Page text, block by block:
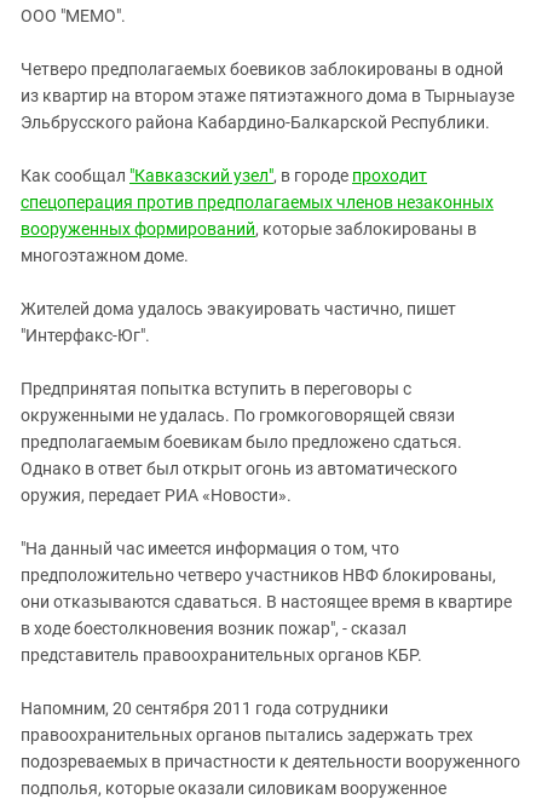
ИНАКОМЫСЛИЕ В ЧЕЧНЕ
ПРЕСЛЕДОВАНИЕ АКТИВИСТОВ
МОБИЛИЗАЦИЯ И ПРОТЕСТЫ
Дагестан
Кабардино-Балкария
Калмыкия
Карачаево-Черкесия
Краснодарский край
Ростовская область
СКФО
Ставропольский край
Чечня
Южная Осетия
Южный Кавказ
ЮФО
ООО "МЕМО".
Четверо предполагаемых боевиков заблокированы в одной
из квартир на втором этаже пятиэтажного дома в Тырныаузе
Эльбрусского района Кабардино-Балкарской Республики.
Как сообщал "Кавказский узел", в городе проходит
спецоперация против предполагаемых членов незаконных
вооруженных формирований, которые заблокированы в
многоэтажном доме.
Жителей дома удалось эвакуировать частично, пишет
"Интерфакс-Юг".
Предпринятая попытка вступить в переговоры с
окруженными не удалась. По громкоговорящей связи
предполагаемым боевикам было предложено сдаться.
Однако в ответ был открыт огонь из автоматического
оружия, передает РИА «Новости».
"На данный час имеется информация о том, что
предположительно четверо участников НВФ блокированы,
они отказываются сдаваться. В настоящее время в квартире
в ходе боестолкновения возник пожар", - сказал
представитель правоохранительных органов КБР.
Напомним, 20 сентября 2011 года сотрудники
правоохранительных органов пытались задержать трех
подозреваемых в причастности к деятельности вооруженного
подполья, которые оказали силовикам вооруженное